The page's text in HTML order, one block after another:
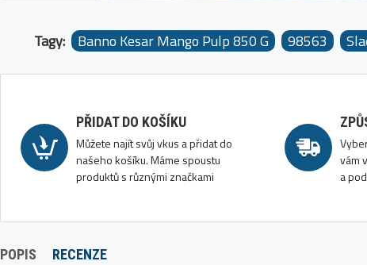
Tagy: Banno Kesar Mango Pulp 850 G 98563
PŘIDAT DO KOŠÍKU
Můžete najít svůj vkus a přidat do
našeho košíku. Máme spoustu
produktů s různými značkami
vám
a
POPIS RECENZE